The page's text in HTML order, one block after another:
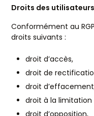
Droits des utilisateurs
Conformément au
droits suivants :
droit d’accès,
droit de
droit
droit à la
droit d’opposition,